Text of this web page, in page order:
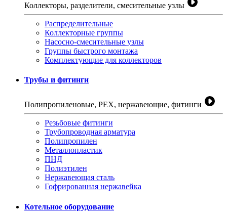
Коллекторы, разделители, смесительные узлы
Распределительные
Коллекторные группы
Насосно-смесительные узлы
Группы быстрого монтажа
Комплектующие для коллекторов
Трубы и фитинги
Полипропиленовые, PEX, нержавеющие, фитинги
Резьбовые фитинги
Трубопроводная арматура
Полипропилен
Металлопластик
ПНД
Полиэтилен
Нержавеющая сталь
Гофрированная нержавейка
Котельное оборудование